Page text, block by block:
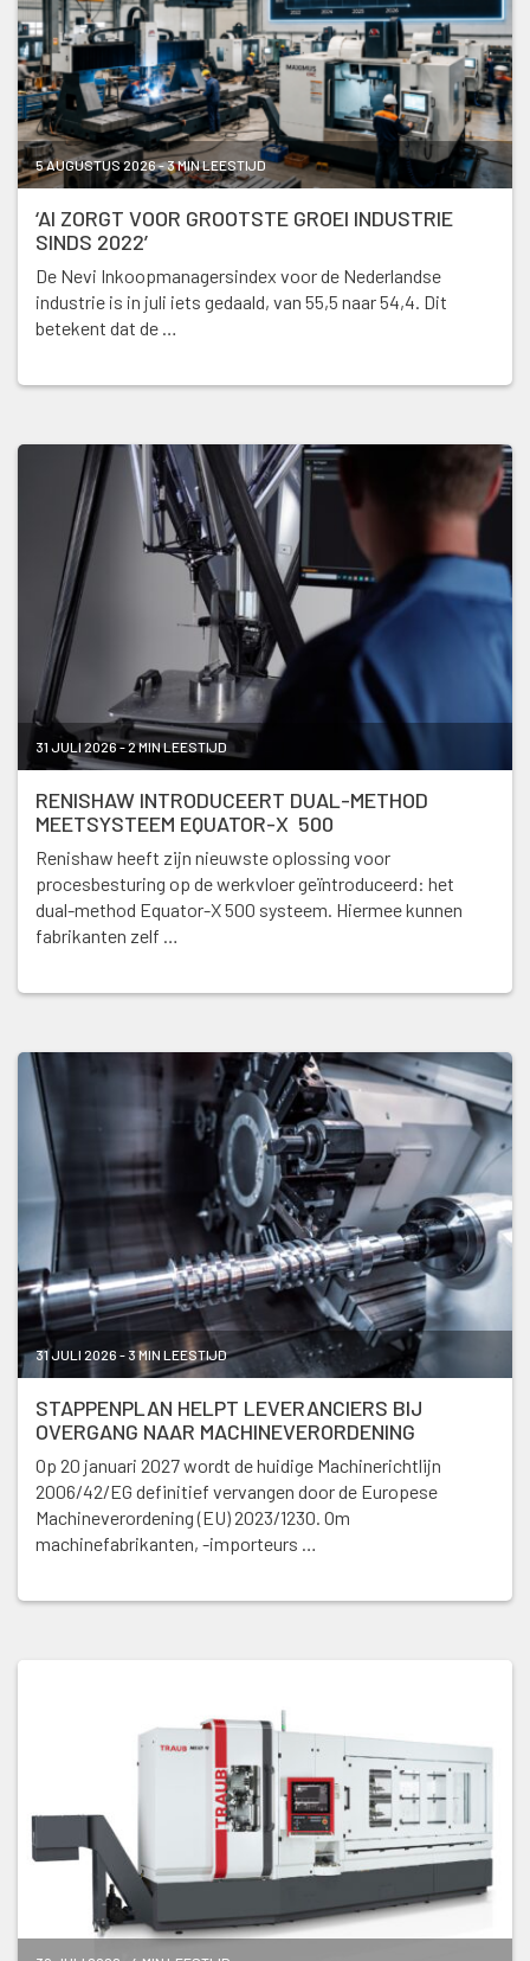
5 AUGUSTUS 2026 - 3 MIN LEESTIJD
‘AI ZORGT VOOR GROOTSTE GROEI INDUSTRIE
SINDS 2022’
De Nevi Inkoopmanagersindex voor de Nederlandse
industrie is in juli iets gedaald, van 55,5 naar 54,4. Dit
betekent dat de …
31 JULI 2026 - 2 MIN LEESTIJD
RENISHAW INTRODUCEERT DUAL-METHOD
MEETSYSTEEM EQUATOR-X 500
Renishaw heeft zijn nieuwste oplossing voor
procesbesturing op de werkvloer geïntroduceerd: het
dual-method Equator-X 500 systeem. Hiermee kunnen
fabrikanten zelf …
31 JULI 2026 - 3 MIN LEESTIJD
STAPPENPLAN HELPT LEVERANCIERS BIJ
OVERGANG NAAR MACHINEVERORDENING
Op 20 januari 2027 wordt de huidige Machinerichtlijn
2006/42/EG definitief vervangen door de Europese
Machineverordening (EU) 2023/1230. Om
machinefabrikanten, -importeurs …